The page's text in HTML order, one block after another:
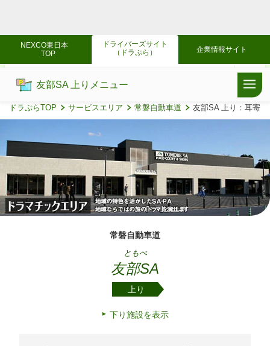
NEXCO東日本
TOP
ドライバーズサイト
（ドラぷら）
企業情報サイト
ドラぷらTOP サービスエリア 常磐自動車道 友部SA 上り：耳寄り
常磐自動車道
ともべ
友部SA
上り
下り施設を表示
友部SA 上りメニュー